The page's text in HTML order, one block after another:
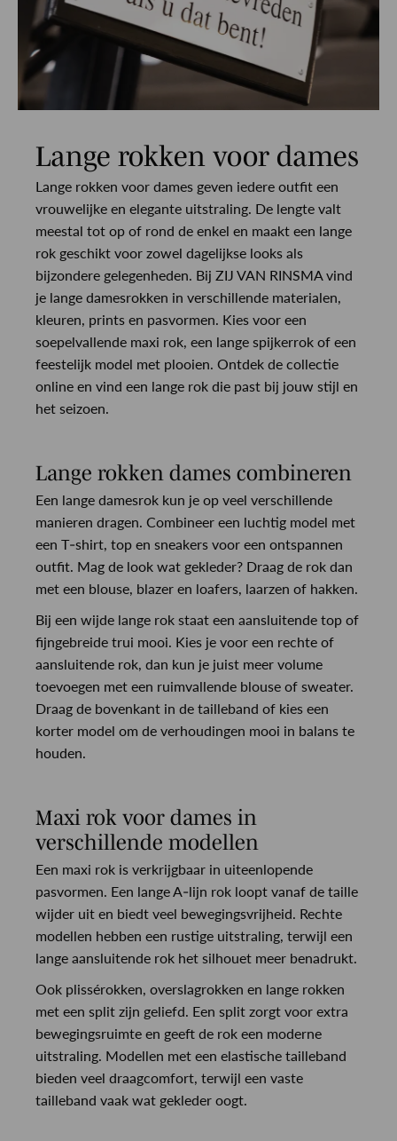
Lange rokken voor dames
Lange rokken voor dames geven iedere outfit een
vrouwelijke en elegante uitstraling. De lengte valt
meestal tot op of rond de enkel en maakt een lange
rok geschikt voor zowel dagelijkse looks als
bijzondere gelegenheden. Bij ZIJ VAN RINSMA vind
je lange damesrokken in verschillende materialen,
kleuren, prints en pasvormen. Kies voor een
soepelvallende maxi rok, een lange spijkerrok of een
feestelijk model met plooien. Ontdek de collectie
online en vind een lange rok die past bij jouw stijl en
het seizoen.
Lange rokken dames combineren
Een lange damesrok kun je op veel verschillende
manieren dragen. Combineer een luchtig model met
een T-shirt, top en sneakers voor een ontspannen
outfit. Mag de look wat gekleder? Draag de rok dan
met een blouse, blazer en loafers, laarzen of hakken.
Bij een wijde lange rok staat een aansluitende top of
fijngebreide trui mooi. Kies je voor een rechte of
aansluitende rok, dan kun je juist meer volume
toevoegen met een ruimvallende blouse of sweater.
Draag de bovenkant in de tailleband of kies een
korter model om de verhoudingen mooi in balans te
houden.
Maxi rok voor dames in
verschillende modellen
Een maxi rok is verkrijgbaar in uiteenlopende
pasvormen. Een lange A-lijn rok loopt vanaf de taille
wijder uit en biedt veel bewegingsvrijheid. Rechte
modellen hebben een rustige uitstraling, terwijl een
lange aansluitende rok het silhouet meer benadrukt.
Ook plissérokken, overslagrokken en lange rokken
met een split zijn geliefd. Een split zorgt voor extra
bewegingsruimte en geeft de rok een moderne
uitstraling. Modellen met een elastische tailleband
bieden veel draagcomfort, terwijl een vaste
tailleband vaak wat gekleder oogt.